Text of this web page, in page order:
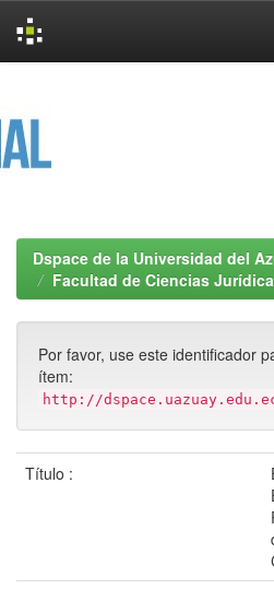
Dspace de la Universidad del
Facultad de Ciencias
Por favor, use este identificador
ítem:
http://
Título :